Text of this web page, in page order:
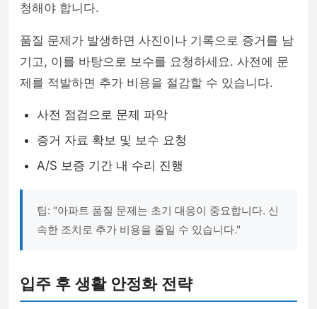
청해야 합니다.
품질 문제가 발생하면 사진이나 기록으로 증거를 남
기고, 이를 바탕으로 보수를 요청하세요. 사전에 문
제를 적발하면 추가 비용을 절감할 수 있습니다.
사전 점검으로 문제 파악
증거 자료 확보 및 보수 요청
A/S 보증 기간 내 수리 진행
팁: "아파트 품질 문제는 초기 대응이 중요합니다. 신
속한 조치로 추가 비용을 줄일 수 있습니다."
입주 후 생활 안정화 전략